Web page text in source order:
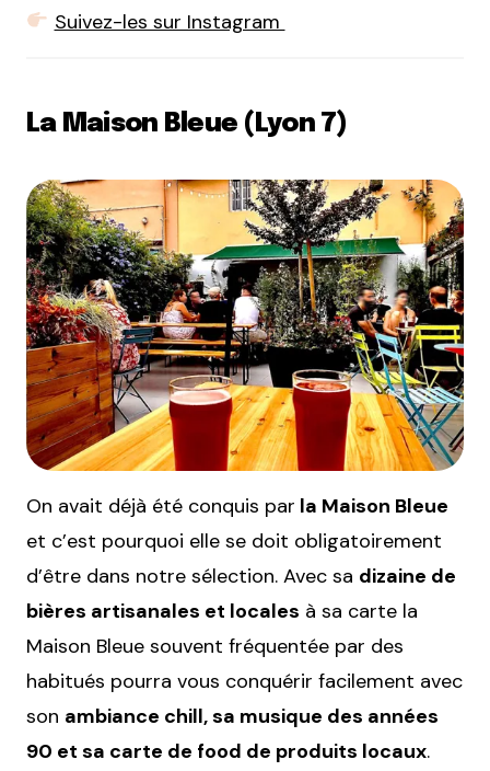
Suivez-les sur Instagram
La Maison Bleue (Lyon 7)
On avait déjà été conquis par la Maison Bleue
et c’est pourquoi elle se doit obligatoirement
d’être dans notre sélection. Avec sa dizaine de
bières artisanales et locales à sa carte la
Maison Bleue souvent fréquentée par des
habitués pourra vous conquérir facilement avec
son ambiance chill, sa musique des années
90 et sa carte de food de produits locaux.